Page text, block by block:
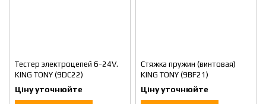
Тестер электроцепей 6-24V.
KING TONY (9DC22)
Ціну уточнюйте
Стяжка пружин (винтовая)
KING TONY (9BF21)
Ціну уточнюйте